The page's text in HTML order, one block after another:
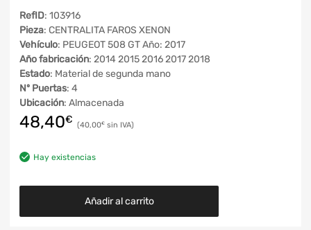
RefID: 103916
Pieza: CENTRALITA FAROS XENON
Vehículo: PEUGEOT 508 GT Año: 2017
Año fabricación: 2014 2015 2016 2017 2018
Estado: Material de segunda mano
Nº Puertas: 4
Ubicación: Almacenada
48,40€ 40,00€
Hay existencias
Añadir al carrito